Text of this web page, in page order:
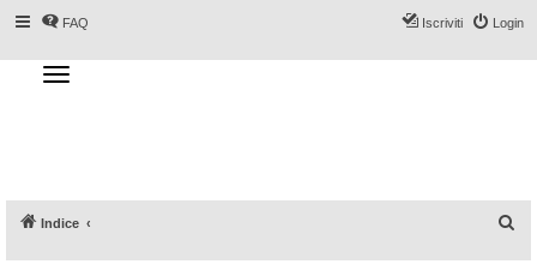
FAQ Login
Iscriviti
T
o
g
a
t
Indice